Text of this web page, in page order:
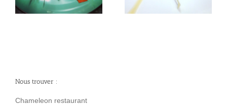
Nous trouver :
Chameleon restaurant